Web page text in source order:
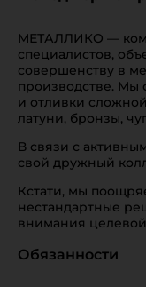
МЕТАЛЛИКО —
специалистов,
совершенству в
производстве. Мы
и отливки
латуни, бронзы,
В связи с
свой дружный
Кстати, мы
нестандартные
внимания
Обязанности